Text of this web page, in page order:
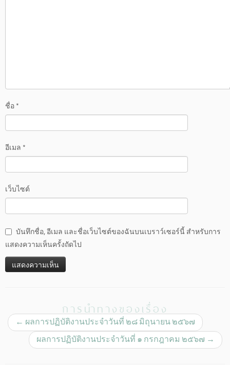
ชื่อ *
อีเมล *
เว็บไซต์
บันทึกชื่อ, อีเมล และชื่อเว็บไซต์ของฉันบนเบราว์เซอร์นี้ สำหรับการ
แสดงความเห็นครั้งถัดไป
การนำทางของเรื่อง
← ผลการปฏิบัติงานประจำวันที่ ๒๘ มิถุนายน ๒๕๖๗
ผลการปฏิบัติงานประจำวันที่ ๑ กรกฎาคม ๒๕๖๗ →